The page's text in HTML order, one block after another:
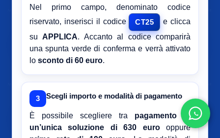
Nel primo campo, denominato codice
riservato, inserisci il codice
CT25
e clicca
suAPPLICA. Accanto al codice comparirà
una spunta verde di conferma e verrà attivato
lo sconto di 60 euro.
3 Scegli importo e modalità di pagamento
È possibile scegliere tra pagamento in
un’unica soluzione di 630 eurooppure